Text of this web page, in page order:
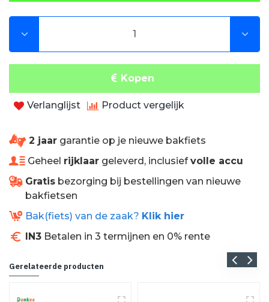
Kopen
Verlanglijst Product vergelijk
2 jaar garantie op je nieuwe bakfiets
Geheel rijklaar geleverd, inclusiefvolle accu
Gratis bezorging bij bestellingen van nieuwe
bakfietsen
Bak(fiets) van de zaak? Klik hier
IN3 Betalen in 3 termijnen en 0% rente
Gerelateerde producten